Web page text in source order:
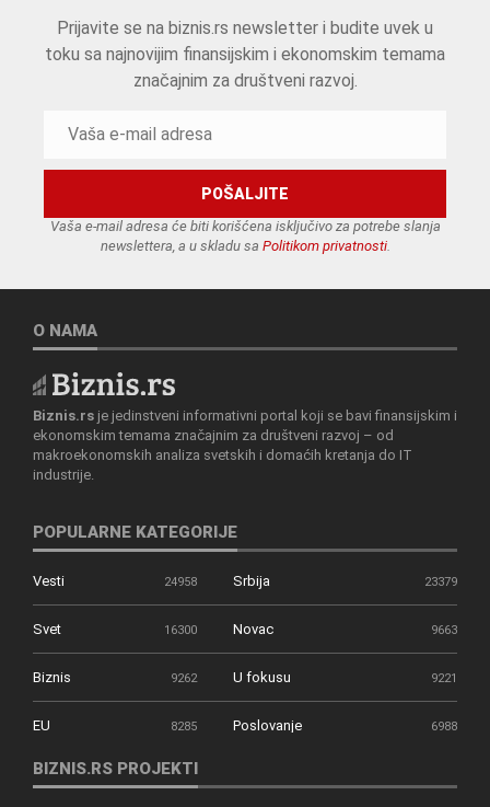
Prijavite se na biznis.rs newsletter i budite uvek u
toku sa najnovijim finansijskim i ekonomskim temama
značajnim za društveni razvoj.
Vaša e-mail adresa će biti korišćena isključivo za potrebe slanja
newslettera, a u skladu sa Politikom privatnosti.
O NAMA
Biznis.rs je jedinstveni informativni portal koji se bavi finansijskim i
ekonomskim temama značajnim za društveni razvoj – od
makroekonomskih analiza svetskih i domaćih kretanja do IT
industrije.
POPULARNE KATEGORIJE
Vesti 24958 Srbija 23379
Svet 16300 Novac 9663
Biznis 9262 U fokusu 9221
EU 8285 Poslovanje 6988
BIZNIS.RS PROJEKTI